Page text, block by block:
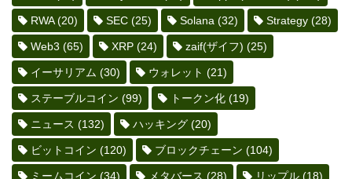
RWA(20) SEC (25) Solana (32) Strategy (28)
Web3 (65) XRP (24) zaif(ザイフ) (25)
イーサリアム (30) ウォレット (21)
ステーブルコイン (99) トークン化 (19)
ニュース (132) ハッキング (20)
ビットコイン (120) ブロックチェーン (104)
ミームコイン (34) メタバース (28) リップル (18)